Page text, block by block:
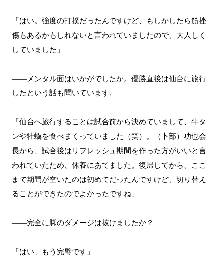
「はい。強度の打撲だったんですけど、もしかしたら筋挫
傷もあるかもしれないと言われていましたので、大人しく
していました」
――メンタル面はいかがでしたか。優勝直後は仙台に旅行
したという話も聞いています。
「仙台へ旅行することは試合前から決めていまして、牛タ
ンや牡蠣を食べまくっていました（笑）。（卜部）功也会
長から、試合後はリフレッシュ期間を作った方がいいと言
われていたため、休養にあてました。復帰してから、ここ
まで期間が空いたのは初めてだったんですけど、切り替え
ることができたのでよかったですね」
――完全に脚のダメージは抜けましたか？
「はい、もう完璧です」